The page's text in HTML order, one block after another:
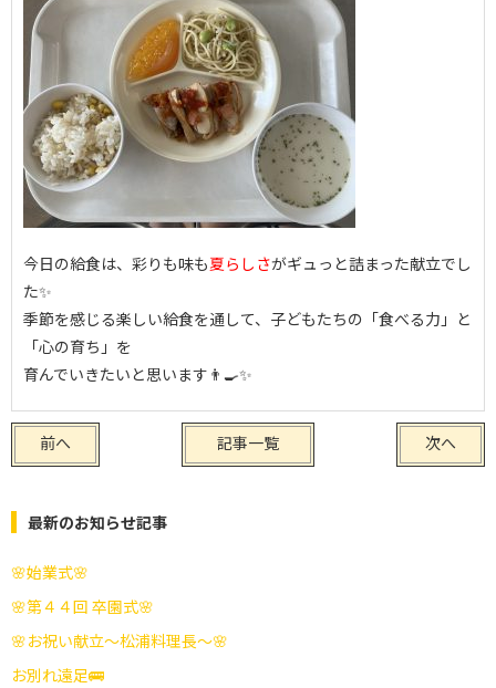
今日の給食は、彩りも味も夏らしさがギュっと詰まった献立でし
た✨
季節を感じる楽しい給食を通して、子どもたちの「食べる力」と
「心の育ち」を
育んでいきたいと思います👨‍🍳✨
前へ 次へ
記事一覧
最新のお知らせ記事
🌸始業式🌸
🌸第４４回 卒園式🌸
🌸お祝い献立～松浦料理長～🌸
お別れ遠足🚌